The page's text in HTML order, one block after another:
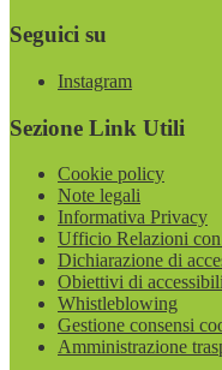
Seguici su
Instagram
Sezione Link Utili
Cookie policy
Note legali
Informativa Privacy
Ufficio Relazioni
Dichiarazione di
Obiettivi di
Whistleblowing
Gestione consensi
Amministrazione